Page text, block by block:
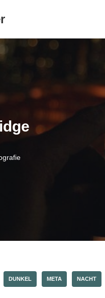
DUNKEL META NACHT